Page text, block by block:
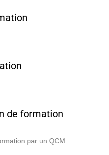
de formation
par un QCM.